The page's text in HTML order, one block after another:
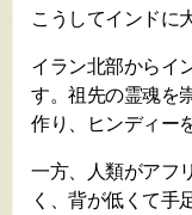
こうしてインドに
イラン北部からイ
す。祖先の霊魂を
作り、ヒンディー
一方、人類がアフ
く、背が低くて手